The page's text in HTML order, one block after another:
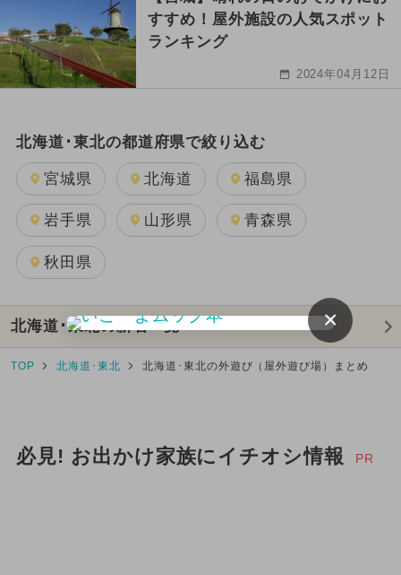
すすめ！屋外施設の人気スポット
ランキング
2024年04月12日
北海道･東北の都道府県で絞り込む
宮城県 北海道 福島県
岩手県 山形県 青森県
秋田県
北海道･東北の新着一覧へ
TOP 北海道･東北 北海道･東北の外遊び（屋外遊び場）まとめ
必見! お出かけ家族にイチオシ情報 PR
×